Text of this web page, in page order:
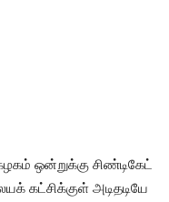
ஒன்றுக்கு சிண்டிகேட்
கட்சிக்குள் அடிதடியே